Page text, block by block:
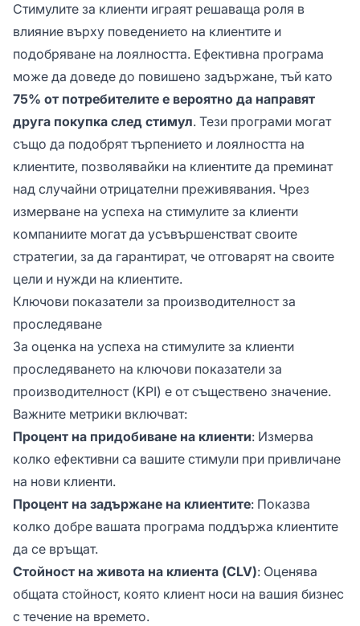
Стимулите за клиенти играят решаваща роля в
влияние върху поведението на клиентите и
подобряване на лоялността. Ефективна програма
може да доведе до повишено задържане, тъй като
75% от потребителите е вероятно да направят
друга покупка след стимул. Тези програми могат
също да подобрят търпението и лоялността на
клиентите, позволявайки на клиентите да преминат
над случайни отрицателни преживявания. Чрез
измерване на успеха на стимулите за клиенти
компаниите могат да усъвършенстват своите
стратегии, за да гарантират, че отговарят на своите
цели и нужди на клиентите.
Ключови показатели за производителност за
проследяване
За оценка на успеха на стимулите за клиенти
проследяването на ключови показатели за
производителност (KPI) е от съществено значение.
Важните метрики включват:
Процент на придобиване на клиенти: Измерва
колко ефективни са вашите стимули при привличане
на нови клиенти.
Процент на задържане на клиентите: Показва
колко добре вашата програма поддържа клиентите
да се връщат.
Стойност на живота на клиента (CLV): Оценява
общата стойност, която клиент носи на вашия бизнес
с течение на времето.